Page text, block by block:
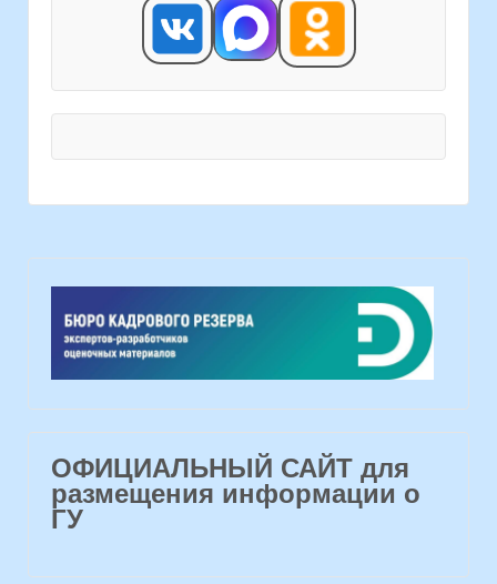
ОФИЦИАЛЬНЫЙ САЙТ для
размещения информации о
ГУ